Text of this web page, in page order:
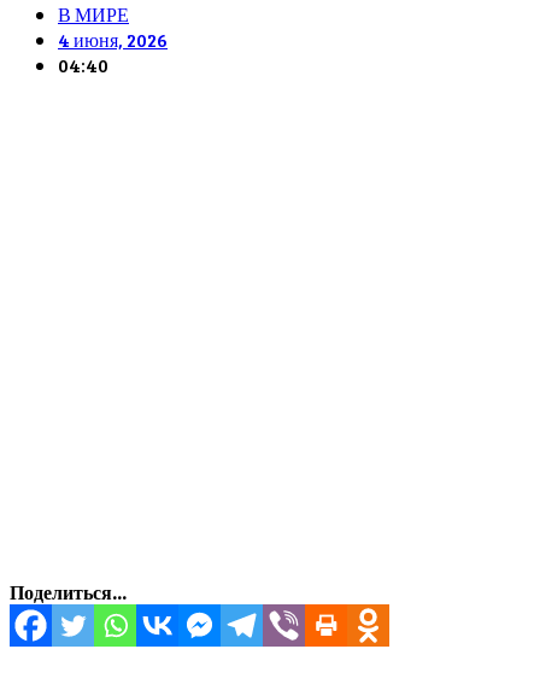
В МИРЕ
4 июня, 2026
04:40
Поделиться...